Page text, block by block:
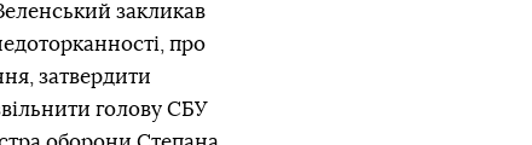
закликав
про
затвердити
голову СБУ